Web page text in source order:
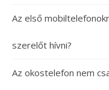
Az első
szerelőt hívni?
Az okostelefon nem